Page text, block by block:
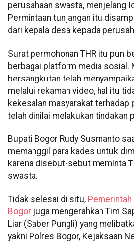
perusahaan swasta, menjelang
Permintaan tunjangan itu
dari kepala desa kepada
Surat permohonan THR itu pun
berbagai platform media sosial.
bersangkutan telah
melalui rekaman video, hal itu
kekesalan masyarakat terhadap
telah dinilai melakukan tindakan
Bupati Bogor Rudy Susmanto
memanggil para kades untuk
karena disebut-sebut meminta
swasta.
Tidak selesai di situ,
Bogor juga mengerahkan Tim
Liar (Saber Pungli) yang
yakni Polres Bogor, Kejaksaan